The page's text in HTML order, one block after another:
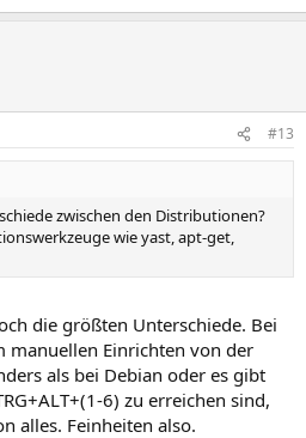
#13
zwischen den Distributionen?
wie yast, apt-get,
die größten Unterschiede. Bei
manuellen Einrichten von der
als bei Debian oder es gibt
6) zu erreichen sind,
alles. Feinheiten also.